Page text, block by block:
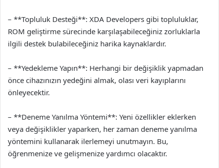
– **Topluluk Desteği**: XDA Developers gibi topluluklar,
ROM geliştirme sürecinde karşılaşabileceğiniz zorluklarla
ilgili destek bulabileceğiniz harika kaynaklardır.
– **Yedekleme Yapın**: Herhangi bir değişiklik yapmadan
önce cihazınızın yedeğini almak, olası veri kayıplarını
önleyecektir.
– **Deneme Yanılma Yöntemi**: Yeni özellikler eklerken
veya değişiklikler yaparken, her zaman deneme yanılma
yöntemini kullanarak ilerlemeyi unutmayın. Bu,
öğrenmenize ve gelişmenize yardımcı olacaktır.